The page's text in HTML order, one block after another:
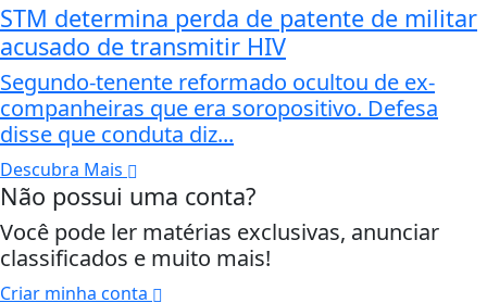
STM determina perda de patente de militar
acusado de transmitir HIV
Segundo-tenente reformado ocultou de ex-
companheiras que era soropositivo. Defesa
disse que conduta diz...
Descubra Mais
Não possui uma conta?
Você pode ler matérias exclusivas, anunciar
classificados e muito mais!
Criar minha conta